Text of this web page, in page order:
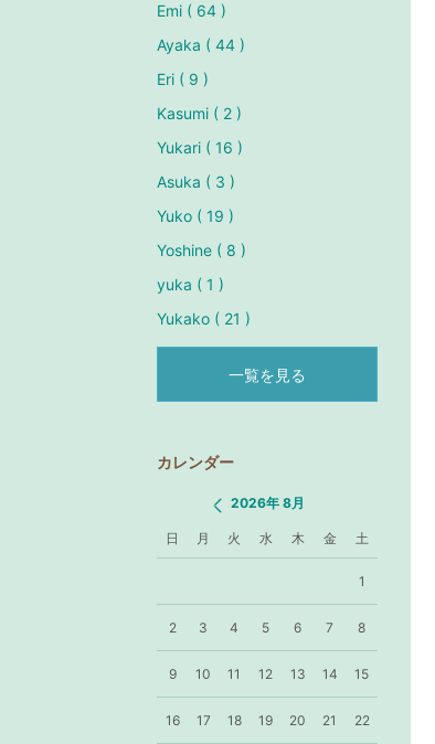
Emi ( 64 )
Ayaka ( 44 )
Eri ( 9 )
Kasumi ( 2 )
Yukari ( 16 )
Asuka ( 3 )
Yuko ( 19 )
Yoshine ( 8 )
yuka ( 1 )
Yukako ( 21 )
一覧を見る
カレンダー
2026年 8月
日 月 火 水 木 金 土
1
2 3 4 5 6 7 8
9 10 11 12 13 14 15
16 17 18 19 20 21 22